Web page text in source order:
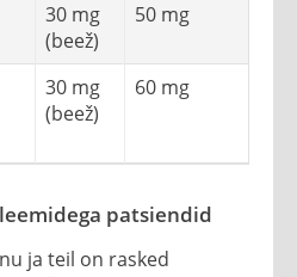
30 mg
(beež)
50 mg
30 mg
(beež)
60 mg
patsiendid
ja teil on rasked